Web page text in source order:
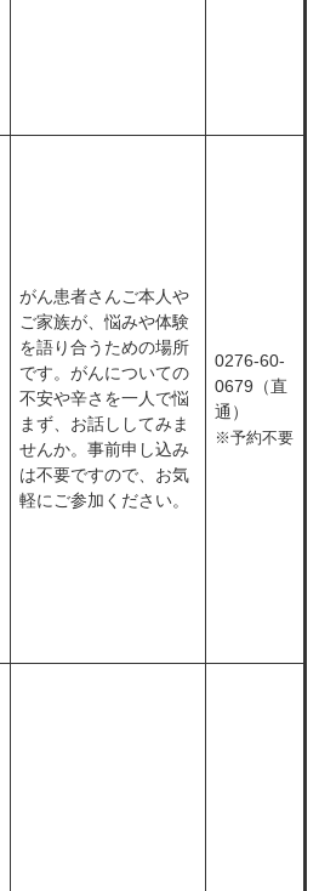
がん患者さんご本人や
ご家族が、悩みや体験
を語り合うための場所
です。がんについての
不安や辛さを一人で悩
まず、お話ししてみま
せんか。事前申し込み
は不要ですので、お気
軽にご参加ください。
0276-60-
0679（直
通）
※予約不要